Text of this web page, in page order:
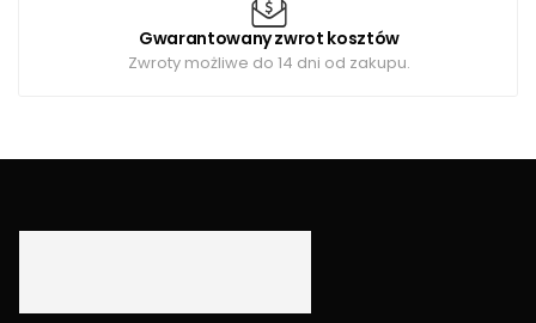
Gwarantowany zwrot kosztów
Zwroty możliwe do 14 dni od zakupu.